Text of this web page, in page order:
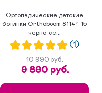
Ортопедические детские
ботинки Orthoboom 81147-15
черно-се...
(1)
10 990 руб.
9 890 руб.